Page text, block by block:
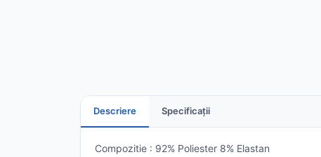
Descriere Specificații
Compozitie : 92% Poliester 8% Elastan